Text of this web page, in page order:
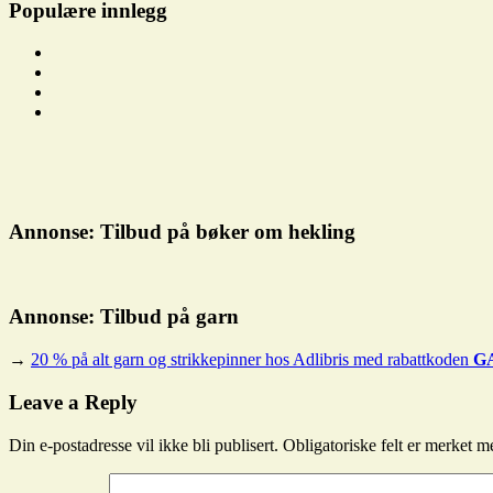
Populære innlegg
Annonse: Tilbud på bøker om hekling
Annonse: Tilbud på garn
→ 20 % på alt garn og strikkepinner hos Adlibris med rabattkoden
oppskrift
Leave a Reply
Din e-postadresse vil ikke bli publisert. Obligatoriske felt er merket